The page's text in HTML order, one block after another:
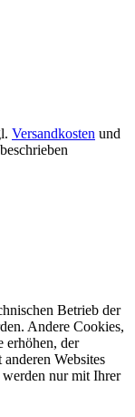
Versandkosten und
Betrieb der
Andere Cookies,
erhöhen, der
Websites
nur mit Ihrer